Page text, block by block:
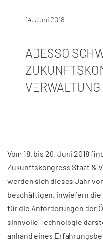
14. Juni 2018
ADESSO
Vom 18. bis 20. Juni 2018
Zukunftskongress Staat &
werden sich dieses Jahr
beschäftigen, inwiefern
für die Anforderungen der
sinnvolle Technologie
anhand eines